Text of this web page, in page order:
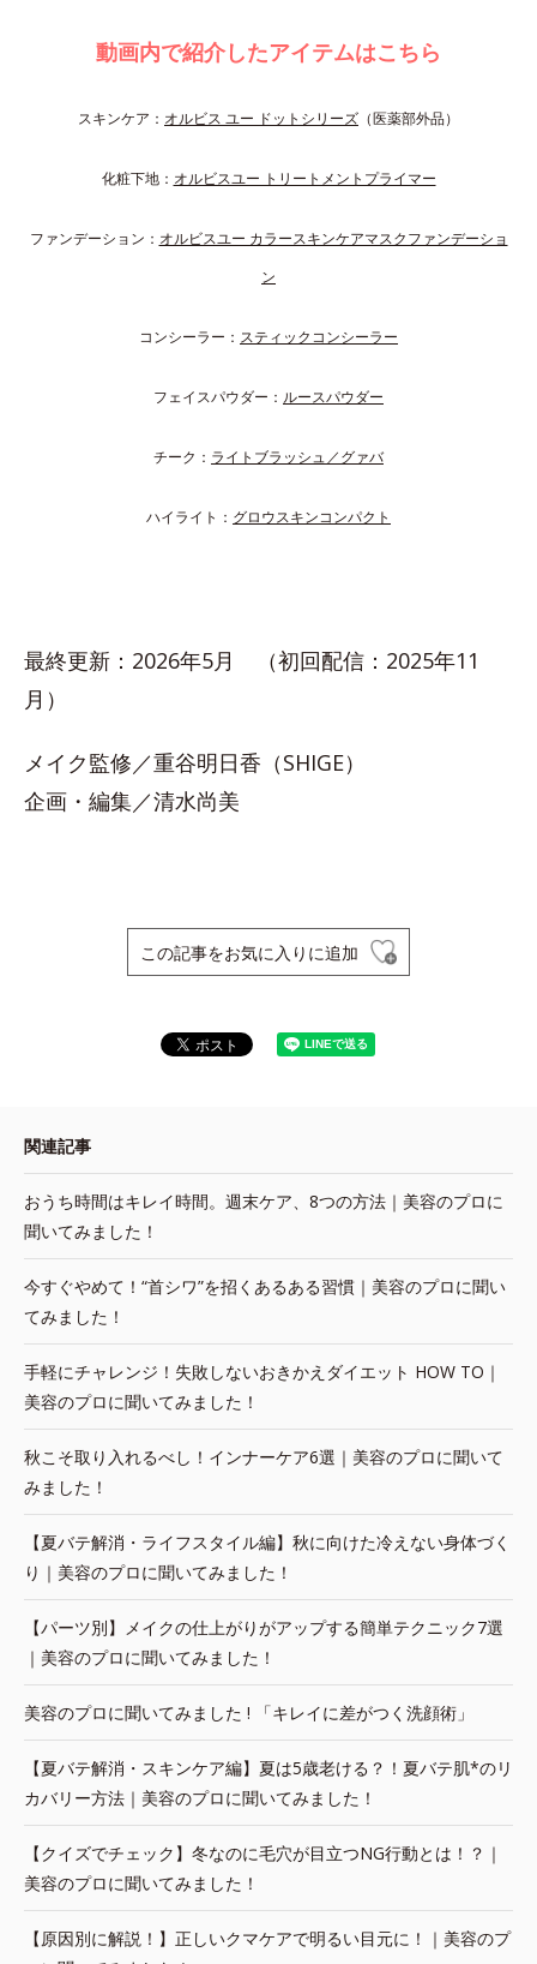
動画内で紹介したアイテムはこちら
スキンケア： オルビス ユー ドットシリーズ （医薬部外品）
化粧下地： オルビスユー トリートメントプライマー
ファンデーション： オルビスユー カラースキンケアマスクファンデーショ
ン
コンシーラー： スティックコンシーラー
フェイスパウダー： ルースパウダー
チーク： ライトブラッシュ／グァバ
ハイライト： グロウスキンコンパクト
最終更新：2026年5月 （初回配信：2025年11
月）
メイク監修／重谷明日香（SHIGE）
企画・編集／清水尚美
この記事をお気に入りに追加
関連記事
おうち時間はキレイ時間。週末ケア、8つの方法｜美容のプロに
聞いてみました！
今すぐやめて！“首シワ”を招くあるある習慣｜美容のプロに聞い
てみました！
手軽にチャレンジ！失敗しないおきかえダイエット HOW TO｜
美容のプロに聞いてみました！
秋こそ取り入れるべし！インナーケア6選｜美容のプロに聞いて
みました！
【夏バテ解消・ライフスタイル編】秋に向けた冷えない身体づく
り｜美容のプロに聞いてみました！
【パーツ別】メイクの仕上がりがアップする簡単テクニック7選
｜美容のプロに聞いてみました！
美容のプロに聞いてみました ! 「キレイに差がつく洗顔術」
【夏バテ解消・スキンケア編】夏は5歳老ける？！夏バテ肌*のリ
カバリー方法｜美容のプロに聞いてみました！
【クイズでチェック】冬なのに毛穴が目立つNG行動とは！？｜
美容のプロに聞いてみました！
【原因別に解説！】正しいクマケアで明るい目元に！｜美容のプ